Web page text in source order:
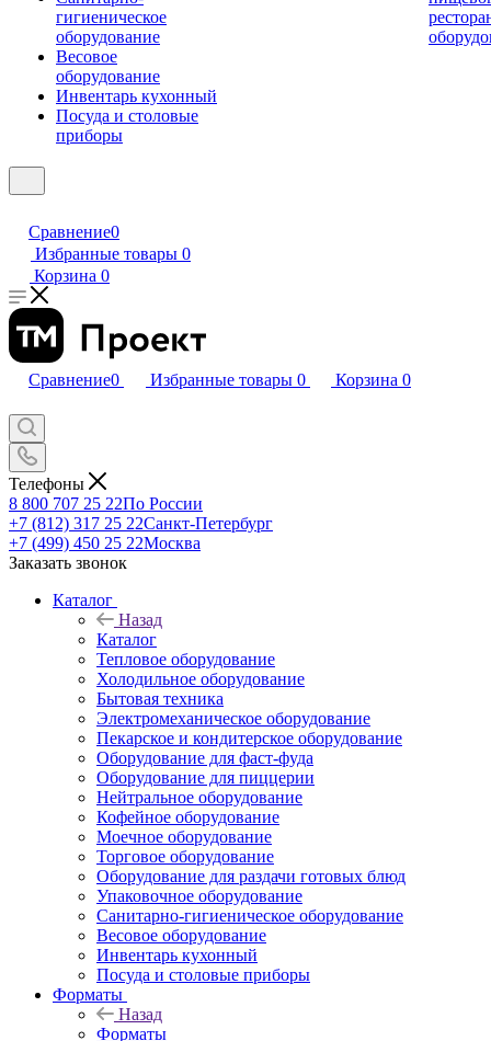
гигиеническое
оборудование
Весовое
оборудование
Инвентарь кухонный
Посуда и столовые
приборы
Сравнение0
Избранные товары 0
Корзина 0
Сравнение0 Избранные товары 0 Корзина 0
Телефоны
8 800 707 25 22По России
+7 (812) 317 25 22Санкт-Петербург
+7 (499) 450 25 22Москва
Заказать звонок
Каталог
Назад
Каталог
Тепловое оборудование
Холодильное оборудование
Бытовая техника
Электромеханическое оборудование
Пекарское и кондитерское оборудование
Оборудование для фаст-фуда
Оборудование для пиццерии
Нейтральное оборудование
Кофейное оборудование
Моечное оборудование
Торговое оборудование
Оборудование для раздачи готовых блюд
Упаковочное оборудование
Санитарно-гигиеническое оборудование
Весовое оборудование
Инвентарь кухонный
Посуда и столовые приборы
Форматы
Назад
Форматы